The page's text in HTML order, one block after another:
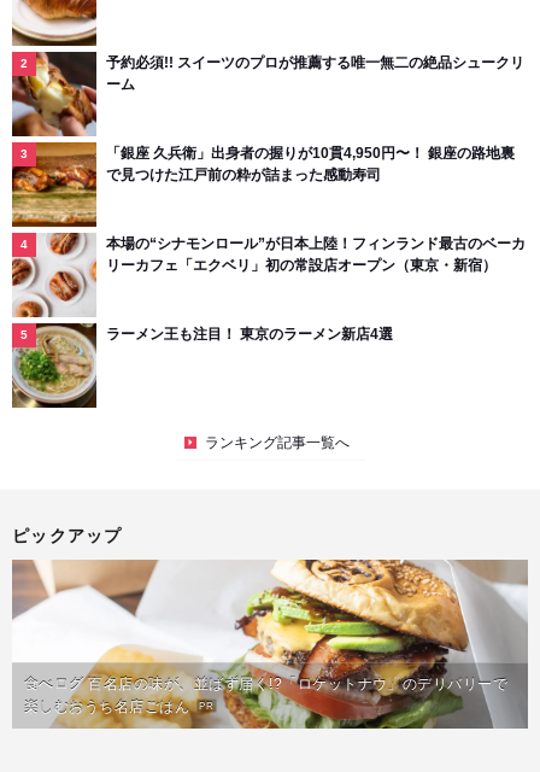
予約必須!! スイーツのプロが推薦する唯一無二の絶品シュークリ
ーム
「銀座 久兵衛」出身者の握りが10貫4,950円〜！ 銀座の路地裏
で見つけた江戸前の粋が詰まった感動寿司
本場の“シナモンロール”が日本上陸！フィンランド最古のベーカ
リーカフェ「エクベリ」初の常設店オープン（東京・新宿）
ラーメン王も注目！ 東京のラーメン新店4選
ランキング記事一覧へ
ピックアップ
食べログ 百名店の味が、並ばず届く!?「ロケットナウ」のデリバリーで
楽しむおうち名店ごはん PR